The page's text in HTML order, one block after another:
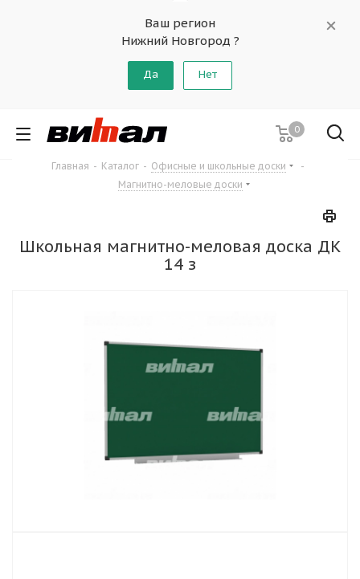
Ваш регион
Нижний Новгород ?
Да Нет
0
Главная - Каталог - Офисные и школьные доски
-
Магнитно-меловые доски
Школьная магнитно-меловая доска ДК
14 з